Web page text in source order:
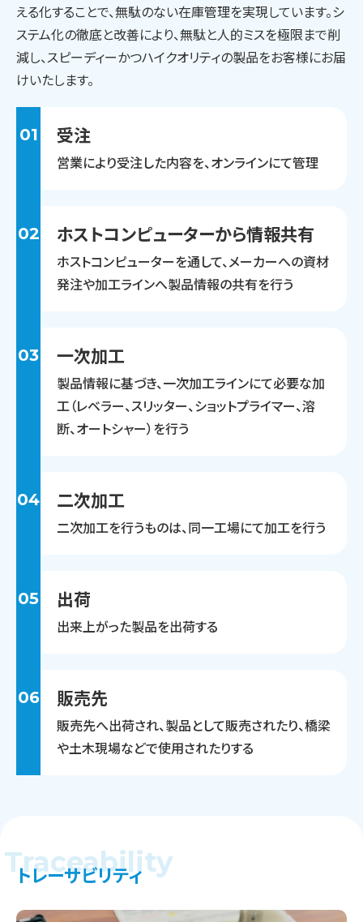
える化することで、無駄のない在庫管理を実現しています。シ
ステム化の徹底と改善により、無駄と人的ミスを極限まで削
減し、スピーディーかつハイクオリティの製品をお客様にお届
けいたします。
01 受注
営業により受注した内容を、オンラインにて管理
02 ホストコンピューターから情報共有
ホストコンピューターを通して、メーカーへの資材
発注や加工ラインへ製品情報の共有を行う
03 一次加工
製品情報に基づき、一次加工ラインにて必要な加
工（レベラー、スリッター、ショットプライマー、溶
断、オートシャー）を行う
04 二次加工
二次加工を行うものは、同一工場にて加工を行う
05 出荷
出来上がった製品を出荷する
06 販売先
販売先へ出荷され、製品として販売されたり、橋梁
や土木現場などで使用されたりする
Traceability
トレーサビリティ